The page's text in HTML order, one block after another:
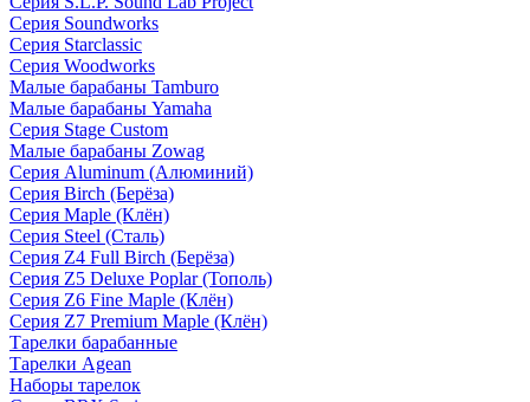
Серия Soundworks
Серия Starclassic
Серия Woodworks
Малые барабаны Tamburo
Малые барабаны Yamaha
Серия Stage Custom
Малые барабаны Zowag
Серия Aluminum (Алюминий)
Серия Birch (Берёза)
Серия Maple (Клён)
Серия Steel (Сталь)
Серия Z4 Full Birch (Берёза)
Серия Z5 Deluxe Poplar (Тополь)
Серия Z6 Fine Maple (Клён)
Серия Z7 Premium Maple (Клён)
Тарелки барабанные
Тарелки Agean
Наборы тарелок